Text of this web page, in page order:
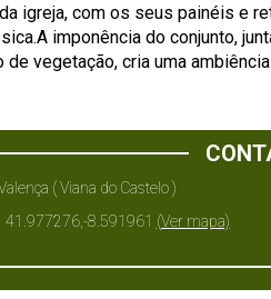
igreja, com os seus painéis e
imponência do conjunto,
de vegetação, cria uma
( Viana do Castelo )
8.591961 (Ver mapa)